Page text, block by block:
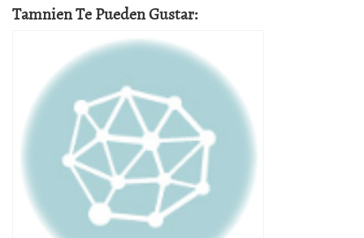
Tamnien Te Pueden Gustar: